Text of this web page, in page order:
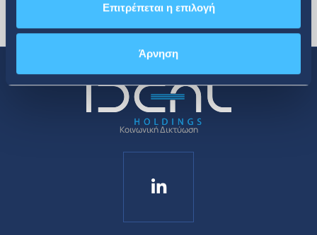
Επιτρέπεται η επιλογή
Άρνηση
Κοινωνική Δικτύωση